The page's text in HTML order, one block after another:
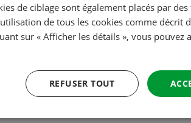
sur notre continent. Cette
bien que, dans un futur déjà
arriveront aux portes de
Lire la suite
de ciblage sont également placés par
de tous les cookies comme décrit
sur « Afficher les détails », vous pouvez
REFUSER TOUT